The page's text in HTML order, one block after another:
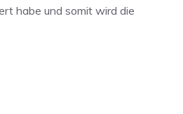
habe und somit wird die